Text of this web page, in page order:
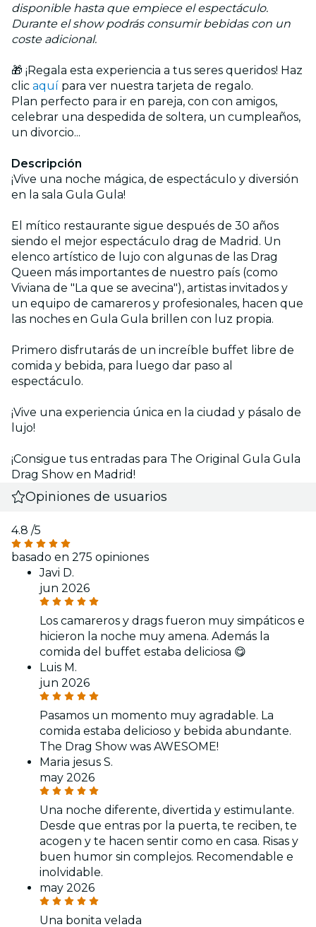
disponible hasta que empiece el espectáculo.
Durante el show podrás consumir bebidas con un
coste adicional.
🎁 ¡Regala esta experiencia a tus seres queridos! Haz
clic aquí para ver nuestra tarjeta de regalo.
Plan perfecto para ir en pareja, con con amigos,
celebrar una despedida de soltera, un cumpleaños,
un divorcio...
Descripción
¡Vive una noche mágica, de espectáculo y diversión
en la sala Gula Gula!
El mítico restaurante sigue después de 30 años
siendo el mejor espectáculo drag de Madrid. Un
elenco artístico de lujo con algunas de las Drag
Queen más importantes de nuestro país (como
Viviana de "La que se avecina"), artistas invitados y
un equipo de camareros y profesionales, hacen que
las noches en Gula Gula brillen con luz propia.
Primero disfrutarás de un increíble buffet libre de
comida y bebida, para luego dar paso al
espectáculo.
¡Vive una experiencia única en la ciudad y pásalo de
lujo!
¡Consigue tus entradas para The Original Gula Gula
Drag Show en Madrid!
Opiniones de usuarios
4.8 /5
basado en 275 opiniones
Javi D.
jun 2026
Los camareros y drags fueron muy simpáticos e
hicieron la noche muy amena. Además la
comida del buffet estaba deliciosa 😋
Luis M.
jun 2026
Pasamos un momento muy agradable. La
comida estaba delicioso y bebida abundante.
The Drag Show was AWESOME!
Maria jesus S.
may 2026
Una noche diferente, divertida y estimulante.
Desde que entras por la puerta, te reciben, te
acogen y te hacen sentir como en casa. Risas y
buen humor sin complejos. Recomendable e
inolvidable.
may 2026
Una bonita velada